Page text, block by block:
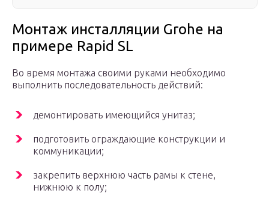
Монтаж инсталляции Grohe на
примере Rapid SL
Во время монтажа своими руками необходимо
выполнить последовательность действий:
демонтировать имеющийся унитаз;
подготовить ограждающие конструкции и
коммуникации;
закрепить верхнюю часть рамы к стене,
нижнюю к полу;